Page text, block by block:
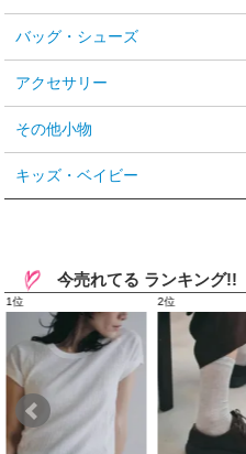
バッグ・シューズ
アクセサリー
その他小物
キッズ・ベイビー
今売れてる ランキング!!